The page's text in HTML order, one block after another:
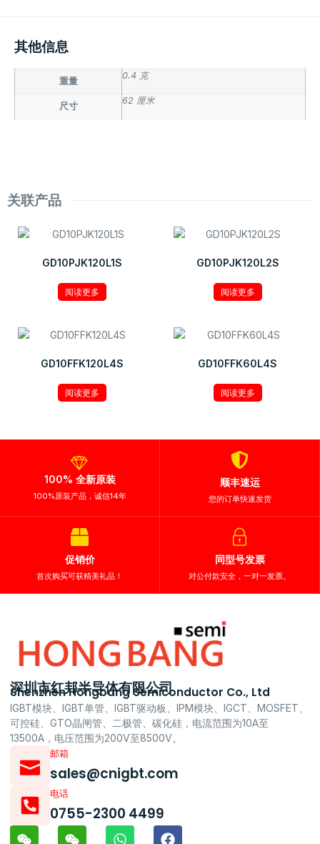
其他信息
重量
0.4 克
尺寸
62 厘米
关联产品
GD10PJK120L1S
阅读更多
GD10PJK120L2S
阅读更多
GD10FFK120L4S
阅读更多
GD10FFK60L4S
阅读更多
100% 全新原装
100%原装产品，诚信14年
顺丰速运
您的订单快速发货
促销价
首次购买可获精美礼品！
同型号发票
对公付款安全，一对一发票。
深圳市红邦半导体有限公司
Shenzhen Hongbang Semiconductor Co., Ltd
IGBT模块、IGBT单管、IGBT驱动板、IPM模块、IGCT、MOSFET、
可控硅、GTO晶闸管、二极管、碳化硅，电流范围为10A至
13500A，电压范围为200V至8500V。
邮箱
sales@cnigbt.com
电话
0755-2300 4499